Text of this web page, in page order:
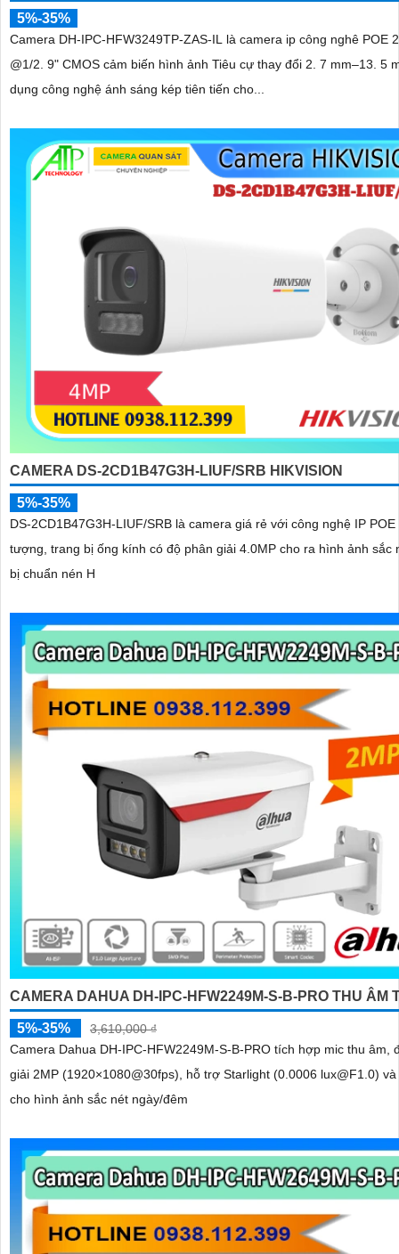
5%-35%
Camera DH-IPC-HFW3249TP-ZAS-IL là camera ip công nghê POE
@1/2. 9" CMOS cảm biến hình ảnh Tiêu cự thay đổi 2. 7 mm–13. 5
dụng công nghệ ánh sáng kép tiên tiến cho...
CAMERA DS-2CD1B47G3H-LIUF/SRB HIKVISION
5%-35%
DS-2CD1B47G3H-LIUF/SRB là camera giá rẻ với công nghệ IP
tượng, trang bị ống kính có độ phân giải 4.0MP cho ra hình ảnh sắc
bị chuẩn nén H
CAMERA DAHUA DH-IPC-HFW2249M-S-B-PRO THU ÂM
5%-35%
3,610,000 ₫
Camera Dahua DH-IPC-HFW2249M-S-B-PRO tích hợp mic thu âm,
giải 2MP (1920×1080@30fps), hỗ trợ Starlight (0.0006 lux@F1.0) và
cho hình ảnh sắc nét ngày/đêm